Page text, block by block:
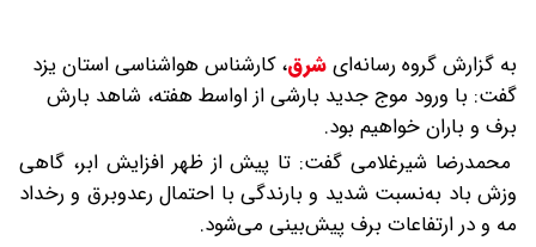
به گزارش گروه رسانه‌ایشرق،کارشناس هواشناسی استان یزد
گفت: با ورود موج جدید بارشی از اواسط هفته، شاهد بارش
برف و باران خواهیم بود.
محمدرضا شیرغلامی گفت: تا پیش از ظهر افزایش ابر، گاهی
وزش باد به‌نسبت شدید و بارندگی با احتمال رعدوبرق و رخداد
مه و در ارتفاعات برف پیش‌بینی می‌شود.